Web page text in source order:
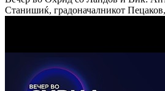
Станишиќ, градоначалникот Пецаков,